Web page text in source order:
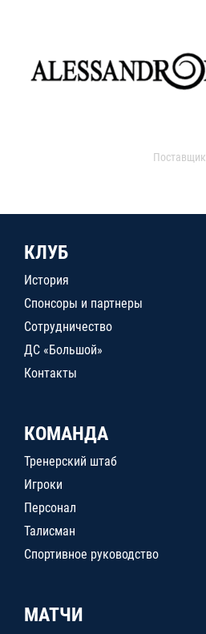
Поставщик
КЛУБ
История
Спонсоры и партнеры
Сотрудничество
ДС «Большой»
Контакты
КОМАНДА
Тренерский штаб
Игроки
Персонал
Талисман
Спортивное руководство
МАТЧИ